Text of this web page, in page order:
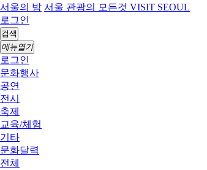
서울의 밤 서울 관광의 모든것 VISIT SEOUL
로그인
검색
메뉴열기
로그인
문화행사
공연
전시
축제
교육/체험
기타
문화달력
전체